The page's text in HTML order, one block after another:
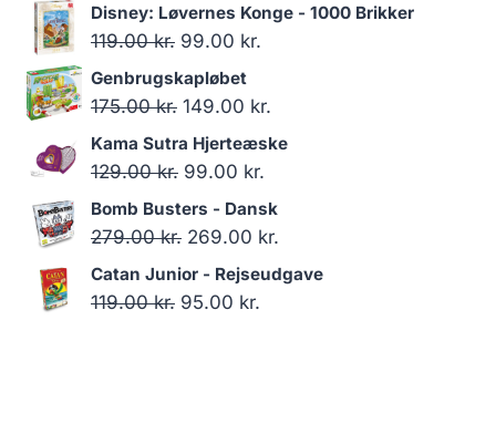
Disney: Løvernes Konge - 1000 Brikker
119.00kr. Den
oprindelige
pris
119.00 kr..
99.00 kr.
pris
Genbrugskapløbet
175.00kr. Den
oprindelige
pris
175.00 kr..
149.00 kr.
aktuelle
Kama Sutra Hjerteæske
129.00kr. Den
oprindelige
pris
129.00 kr..
99.00 kr.
aktuelle
pris
99.00 kr..
Bomb Busters - Dansk
279.00kr. Den
oprindelige
pris
269.00 kr.
aktuelle
Catan Junior - Rejseudgave
119.00kr. Den
95.00 kr.